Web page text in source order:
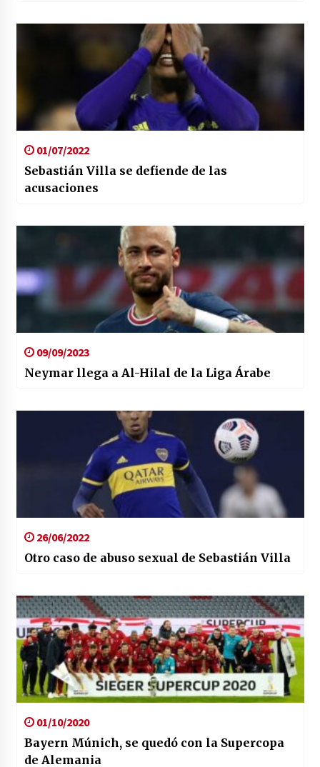
01/07/2022
Sebastián Villa se defiende de las
acusaciones
09/09/2023
Neymar llega a Al-Hilal de la Liga Árabe
26/06/2022
Otro caso de abuso sexual de Sebastián Villa
01/10/2020
Bayern Múnich, se quedó con la Supercopa
de Alemania